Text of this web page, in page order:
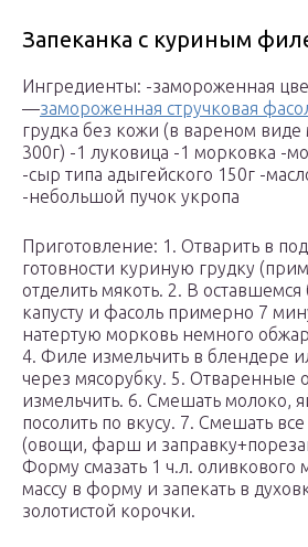
Запеканка с куриным
Ингредиенты: -замороженная
—замороженная стручковая
грудка без кожи (в вареном
300г) -1 луковица -1 морковка -
-сыр типа адыгейского 150г -
-небольшой пучок укропа
Приготовление: 1. Отварить в
готовности куриную грудку
отделить мякоть. 2. В
капусту и фасоль примерно 7
натертую морковь немного
4. Филе измельчить в блендере
через мясорубку. 5. Отваренные
измельчить. 6. Смешать молоко,
посолить по вкусу. 7. Смешать
(овощи, фарш и
Форму смазать 1 ч.л. оливкового
массу в форму и запекать в
золотистой корочки.